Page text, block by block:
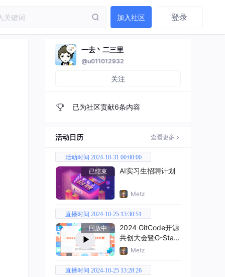
加入社区 登录
一去丶二三里
@u011012932
关注
已为社区贡献6条内容
活动日历 查看更多
活动时间 2024-10-31 00:00:00
已结束
AI实习生招聘计划
Metz
直播时间 2024-10-25 13:30:51
回放中
2024 GitCode开源
共创大会暨G-Star
嘉年华
Metz
直播时间 2024-10-25 13:28:26